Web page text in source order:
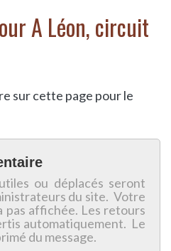
A Léon, circuit
sur cette page pour le
ou déplacés seront
du site. Votre
pas affichée. Les retours
automatiquement. Le
du message.